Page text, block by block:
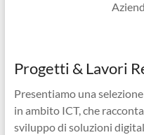
Progetti & Lavori
Presentiamo una
in ambito ICT, che
sviluppo di soluzioni